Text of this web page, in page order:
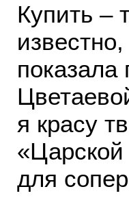
Купить –
показала
я красу
«Царской
для